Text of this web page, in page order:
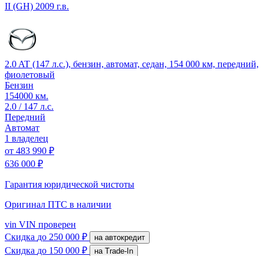
II (GH) 2009 г.в.
2.0 AT (147 л.с.), бензин, автомат, седан, 154 000 км, передний,
фиолетовый
Бензин
154000 км.
2.0 / 147 л.с.
Передний
Автомат
1 владелец
от 483 990 ₽
636 000 ₽
Гарантия юридической чистоты
Оригинал ПТС в наличии
vin VIN проверен
Скидка до 250 000 ₽ на автокредит
Скидка до 150 000 ₽
на Trade-In